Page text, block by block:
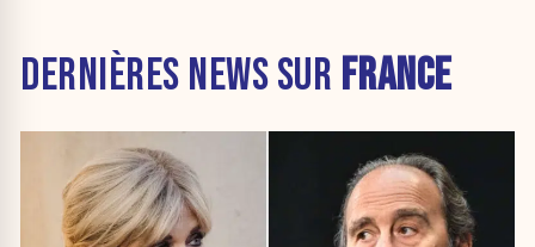
DERNIÈRES NEWS SUR FRANCE